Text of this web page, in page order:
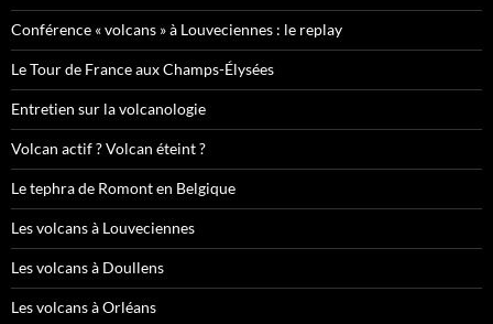
Conférence « volcans » à Louveciennes : le replay
Le Tour de France aux Champs-Élysées
Entretien sur la volcanologie
Volcan actif ? Volcan éteint ?
Le tephra de Romont en Belgique
Les volcans à Louveciennes
Les volcans à Doullens
Les volcans à Orléans